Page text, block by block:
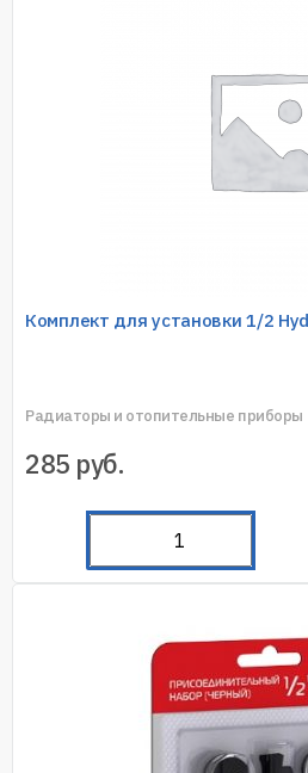
Комплект для установки 1/2
Радиаторы и отопительные приборы
285 руб.